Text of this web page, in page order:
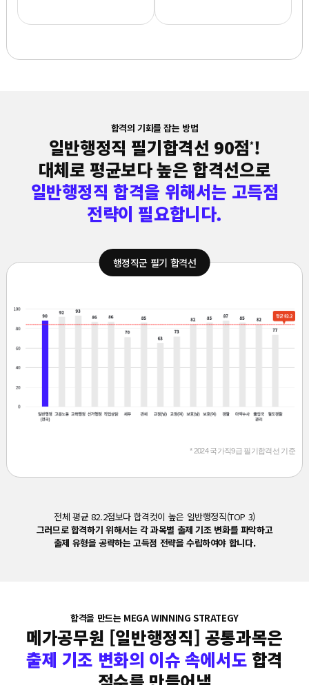
합격의 기회를 잡는 방법
일반행정직 필기합격선 90점*!
대체로 평균보다 높은 합격선으로
일반행정직 합격을 위해서는 고득점
전략이 필요합니다.
행정직군 필기 합격선
* 2024 국가직9급 필기합격선 기준
전체 평균 82.2점보다 합격컷이 높은 일반행정직(TOP 3)
그러므로 합격하기 위해서는 각 과목별 출제 기조 변화를 파악하고
출제 유형을 공략하는 고득점 전략을 수립하여야 합니다.
합격을 만드는 MEGA WINNING STRATEGY
메가공무원 [일반행정직] 공통과목은
출제 기조 변화의 이슈 속에서도합격